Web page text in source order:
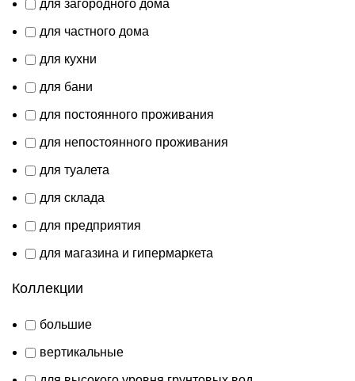
для загородного дома
для частного дома
для кухни
для бани
для постоянного проживания
для непостоянного проживания
для туалета
для склада
для предприятия
для магазина и гипермаркета
Коллекции
большие
вертикальные